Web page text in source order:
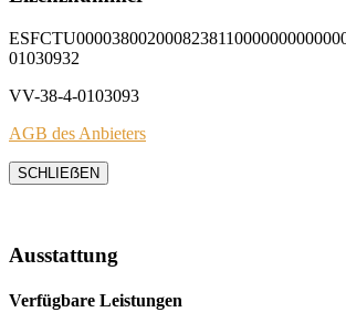
01030932
VV-38-4-0103093
AGB des Anbieters
SCHLIEẞEN
Ausstattung
Verfügbare Leistungen